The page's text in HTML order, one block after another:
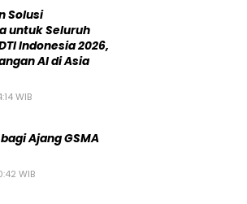
Solusi
untuk Seluruh
Indonesia 2026,
AI di Asia
WIB
Ajang GSMA
WIB